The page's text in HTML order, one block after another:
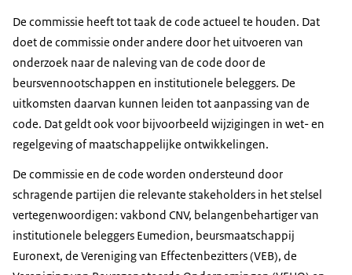
De commissie heeft tot taak de code actueel te houden. Dat
doet de commissie onder andere door het uitvoeren van
onderzoek naar de naleving van de code door de
beursvennootschappen en institutionele beleggers. De
uitkomsten daarvan kunnen leiden tot aanpassing van de
code. Dat geldt ook voor bijvoorbeeld wijzigingen in wet- en
regelgeving of maatschappelijke ontwikkelingen.
De commissie en de code worden ondersteund door
schragende partijen die relevante stakeholders in het stelsel
vertegenwoordigen: vakbond CNV, belangenbehartiger van
institutionele beleggers Eumedion, beursmaatschappij
Euronext, de Vereniging van Effectenbezitters (VEB), de